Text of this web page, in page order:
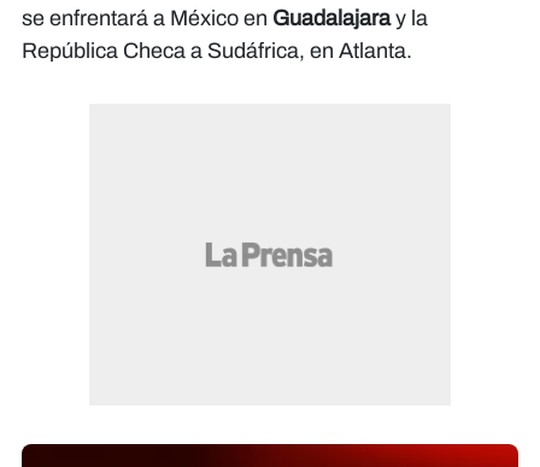
se enfrentará a México en Guadalajaray la
República Checa a Sudáfrica, en Atlanta.